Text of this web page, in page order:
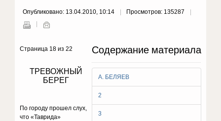
Опубликовано: 13.04.2010, 10:14 Просмотров: 135287
Содержание материала
А. БЕЛЯЕВ
2
3
Страница 18 из 22
ТРЕВОЖНЫЙ
БЕРЕГ
По городу прошел слух,
что «Таврида»